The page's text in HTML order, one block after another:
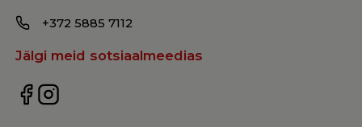
+372 5885 7112
Jälgi meid sotsiaalmeedias